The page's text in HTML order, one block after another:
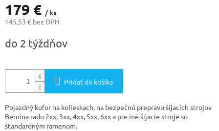
179 € / ks
145,53 € bez DPH
cena:
do 2 týždňov
Pridať do košíka
Pojazdný kufor na kolieskach, na bezpečnú prepravu šijacích strojov
Bernina radu 2xx, 3xx, 4xx, 5xx, 6xx a pre iné šijacie stroje so
štandardným ramenom.